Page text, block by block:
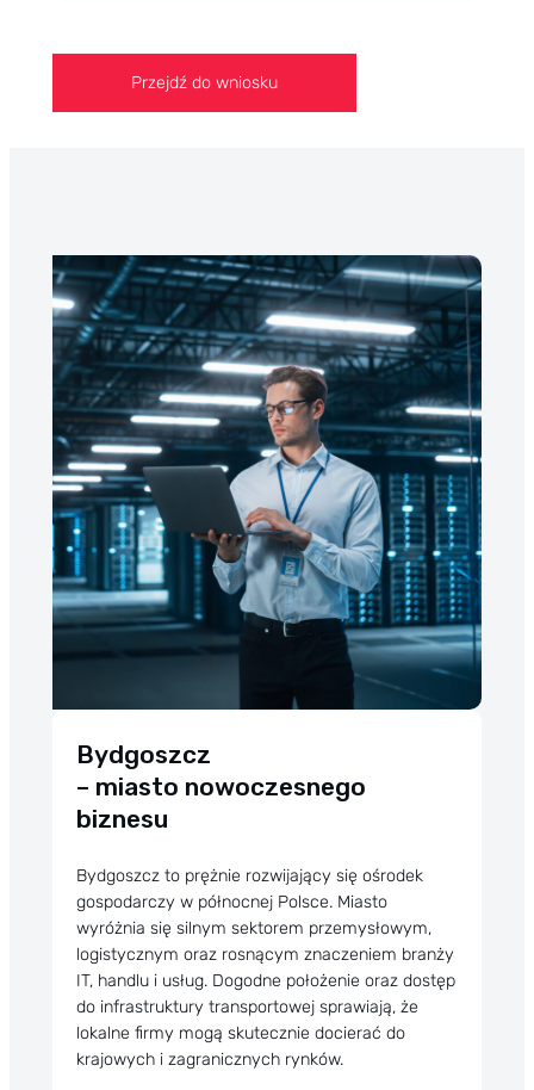
limit faktoringowy
Przejdź do wniosku
Bydgoszcz
– miasto nowoczesnego
biznesu
Bydgoszcz to prężnie rozwijający się ośrodek
gospodarczy w północnej Polsce. Miasto
wyróżnia się silnym sektorem przemysłowym,
logistycznym oraz rosnącym znaczeniem branży
IT, handlu i usług. Dogodne położenie oraz dostęp
do infrastruktury transportowej sprawiają, że
lokalne firmy mogą skutecznie docierać do
krajowych i zagranicznych rynków.